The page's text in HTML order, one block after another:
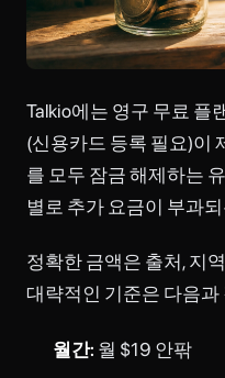
Talkio에는 영구 무료 플
(신용카드 등록 필요)이
를 모두 잠금 해제하는
별로 추가 요금이 부과
정확한 금액은 출처, 지
대략적인 기준은 다음과
월간: 월 $19 안팎